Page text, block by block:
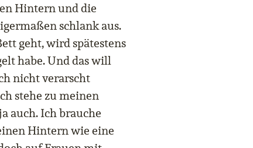
Hintern und die
schlank aus.
geht, wird spätestens
habe. Und das will
nicht verarscht
stehe zu meinen
auch. Ich brauche
Hintern wie eine